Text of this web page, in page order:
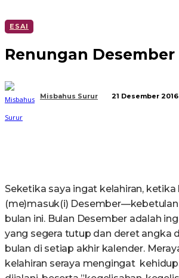
ESAI
Renungan Desember
Misbahus Surur 21 Desember 2016
Seketika saya ingat kelahiran, ketika
(me)masuk(i)
bulan ini. Bulan Desember adalah
yang segera tutup dan deret angka
bulan di setiap akhir kalender.
kelahiran seraya mengingat